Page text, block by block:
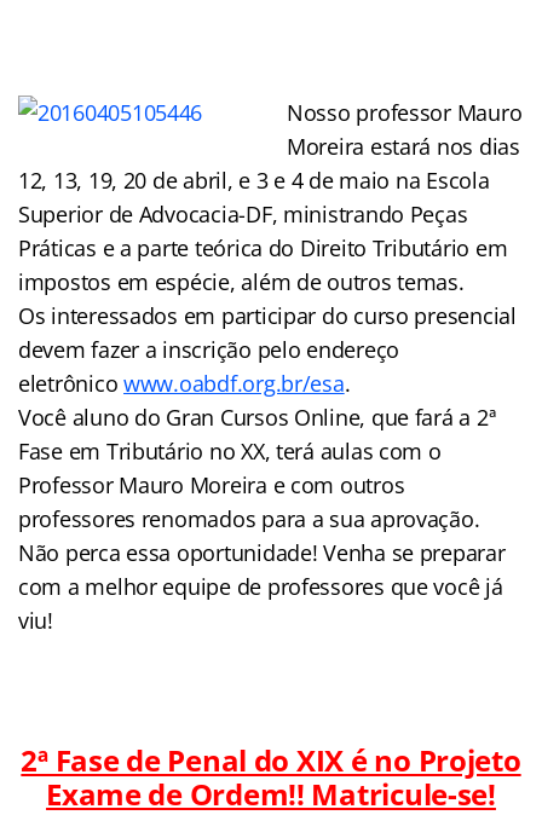
Nosso professor Mauro
Moreira estará nos dias
12, 13, 19, 20 de abril, e 3 e 4 de maio na Escola
Superior de Advocacia-DF, ministrando Peças
Práticas e a parte teórica do Direito Tributário em
impostos em espécie, além de outros temas.
Os interessados em participar do curso presencial
devem fazer a inscrição pelo endereço
eletrônicowww.oabdf.org.br/esa.
Você aluno do Gran Cursos Online, que fará a 2ª
Fase em Tributário no XX, terá aulas com o
Professor Mauro Moreira e com outros
professores renomados para a sua aprovação.
Não perca essa oportunidade! Venha se preparar
com a melhor equipe de professores que você já
viu!
2ª Fase de Penal do XIX é no Projeto
Exame de Ordem!! Matricule-se!